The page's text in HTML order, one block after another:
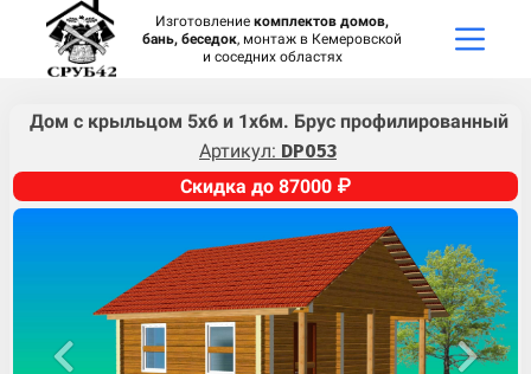
Изготовление комплектов домов,
бань, беседок, монтаж в Кемеровской
и соседних областях
Дом с крыльцом 5х6 и 1х6м. Брус профилированный
Артикул: DP053
Скидка до 87000 ₽